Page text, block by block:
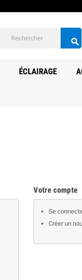

ÉCLAIRAGE
Votre compte
Se
Créer un